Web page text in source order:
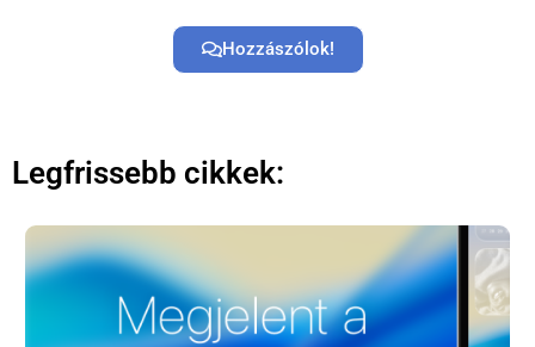
Hozzászólok!
Legfrissebb cikkek:
Főoldal
Használt Apple
Apple szerviz